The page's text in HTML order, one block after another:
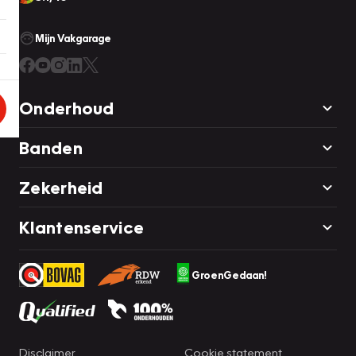
Mijn Vakgarage
Onderhoud
Banden
Zekerheid
Klantenservice
GroenGedaan!
Disclaimer Cookie statement